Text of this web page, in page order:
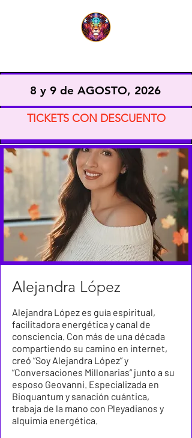
8 y 9 de AGOSTO, 2026
TICKETS CON DESCUENTO
Alejandra López
Alejandra López es guía espiritual,
facilitadora energética y canal de
consciencia. Con más de una década
compartiendo su camino en internet,
creó “Soy Alejandra López” y
“Conversaciones Millonarias” junto a su
esposo Geovanni. Especializada en
Bioquantum y sanación cuántica,
trabaja de la mano con Pleyadianos y
alquimia energética.